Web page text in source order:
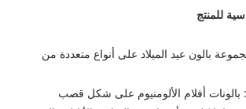
بالون عيد الميلاد على أنواع متعددة من
أفلام الألومنيوم على شكل قصب